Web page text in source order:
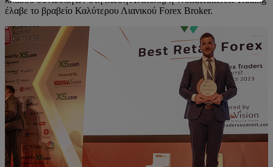
έλαβε το βραβείο Καλύτερου Λιανικού Forex Broker.